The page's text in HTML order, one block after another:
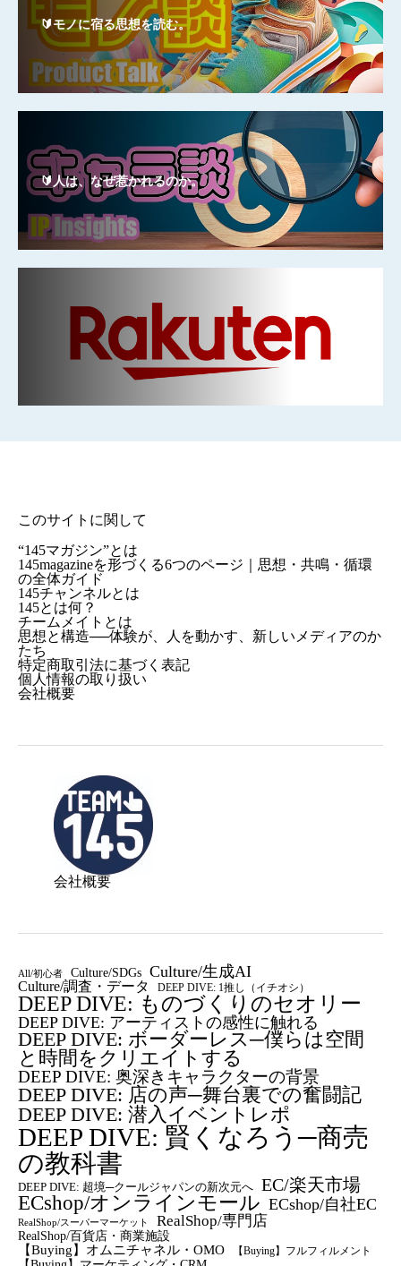
🔰モノに宿る思想を読む。
🔰人は、なぜ惹かれるのか。
このサイトに関して
“145マガジン”とは
145magazineを形づくる6つのページ｜思想・共鳴・循環
の全体ガイド
145チャンネルとは
145とは何？
チームメイトとは
思想と構造──体験が、人を動かす、新しいメディアのか
たち
特定商取引法に基づく表記
個人情報の取り扱い
会社概要
会社概要
All/初心者 Culture/SDGs Culture/生成AI
Culture/調査・データ DEEP DIVE: 1推し（イチオシ）
DEEP DIVE: ものづくりのセオリー
DEEP DIVE: アーティストの感性に触れる
DEEP DIVE: ボーダーレス─僕らは空間
と時間をクリエイトする
DEEP DIVE: 奥深きキャラクターの背景
DEEP DIVE: 店の声─舞台裏での奮闘記
DEEP DIVE: 潜入イベントレポ
DEEP DIVE: 賢くなろう─商売
の教科書
DEEP DIVE: 超境─クールジャパンの新次元へ EC/楽天市場
ECshop/オンラインモール ECshop/自社EC
RealShop/スーパーマーケット RealShop/専門店
RealShop/百貨店・商業施設
【Buying】オムニチャネル・OMO
【Buying】フルフィルメント